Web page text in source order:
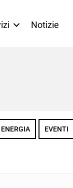
Notizie
ENERGIA EVENTI